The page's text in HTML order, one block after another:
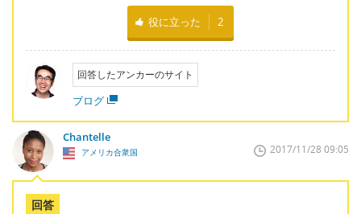
役に立った 2
回答したアンカーのサイト
ブログ
Chantelle
アメリカ合衆国 2017/11/28 09:05
回答